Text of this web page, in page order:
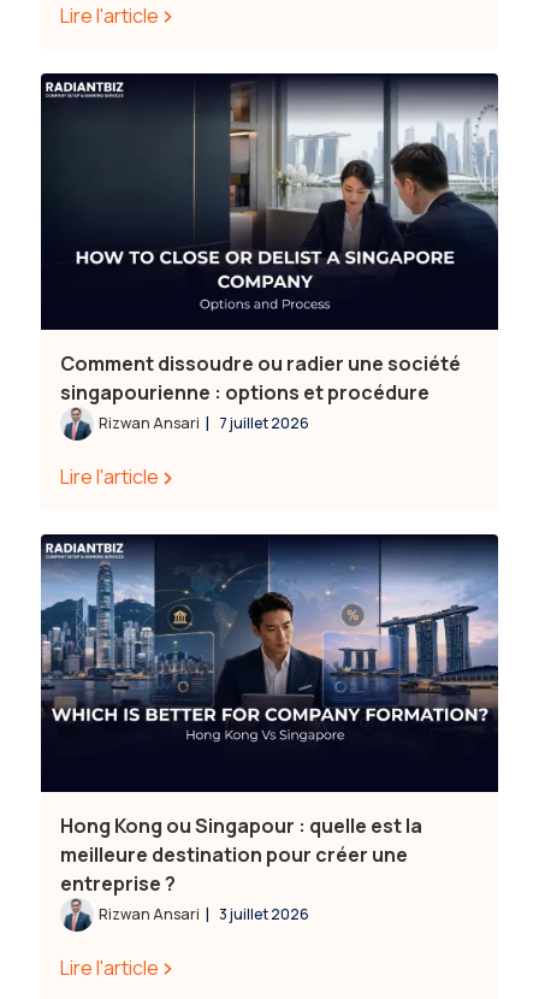
Lire l'article
Comment dissoudre ou radier une société
singapourienne : options et procédure
Rizwan Ansari | 7 juillet 2026
Lire l'article
Hong Kong ou Singapour : quelle est la
meilleure destination pour créer une
entreprise ?
Rizwan Ansari | 3 juillet 2026
Lire l'article